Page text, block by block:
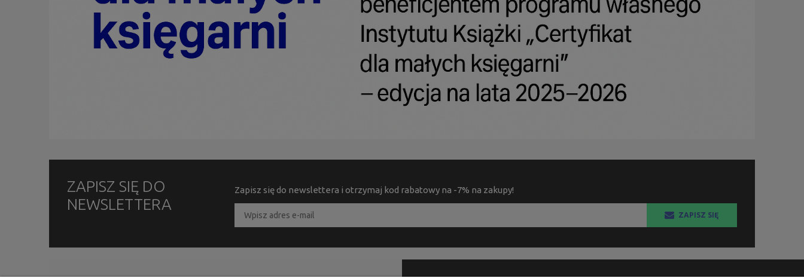
ZAPISZ SIĘ DO
NEWSLETTERA
Zapisz się do newslettera i otrzymaj kod rabatowy na -7% na zakupy!
ZAPISZ SIĘ